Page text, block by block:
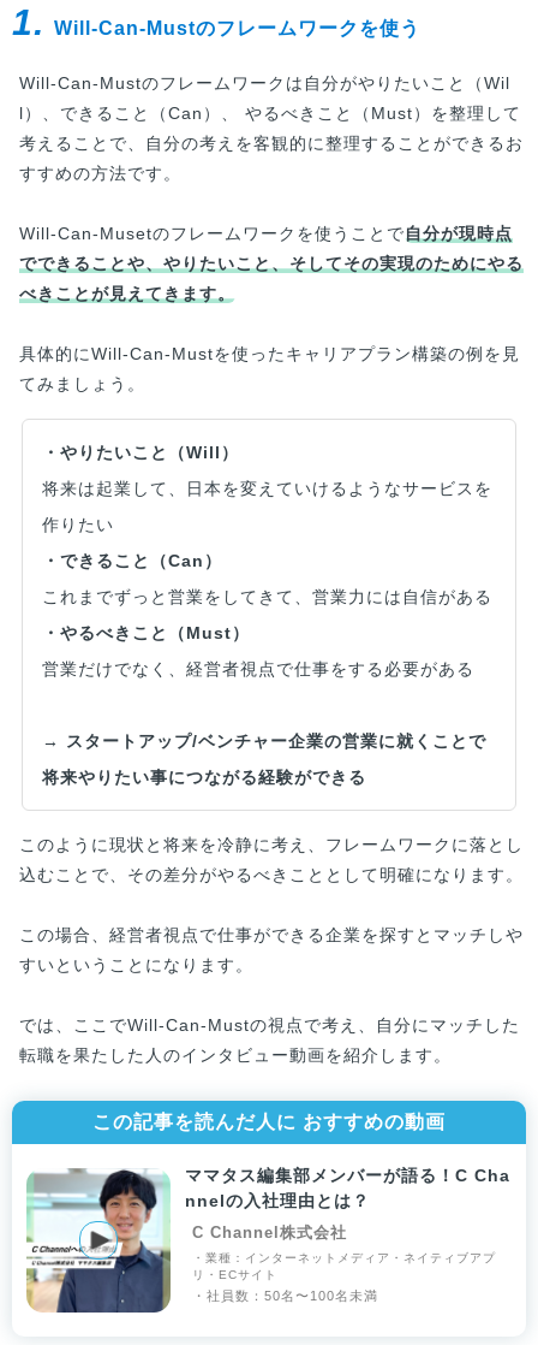
1. Will-Can-Mustのフレームワークを使う
Will-Can-Mustのフレームワークは自分がやりたいこと（Wil
l）、できること（Can）、 やるべきこと（Must）を整理して
考えることで、自分の考えを客観的に整理することができるお
すすめの方法です。
Will-Can-Musetのフレームワークを使うことで自分が現時点
でできることや、やりたいこと、そしてその実現のためにやる
べきことが見えてきます。
具体的にWill-Can-Mustを使ったキャリアプラン構築の例を見
てみましょう。
・やりたいこと（Will）
将来は起業して、日本を変えていけるようなサービスを
作りたい
・できること（Can）
これまでずっと営業をしてきて、営業力には自信がある
・やるべきこと（Must）
営業だけでなく、経営者視点で仕事をする必要がある
→
スタートアップ/ベンチャー企業の営業に就くことで
将来やりたい事につながる経験ができる
このように現状と将来を冷静に考え、フレームワークに落とし
込むことで、その差分がやるべきこととして明確になります。
この場合、経営者視点で仕事ができる企業を探すとマッチしや
すいということになります。
では、ここでWill-Can-Mustの視点で考え、自分にマッチした
転職を果たした人のインタビュー動画を紹介します。
この記事を読んだ人に おすすめの動画
ママタス編集部メンバーが語る！C Cha
nnelの入社理由とは？
C Channel株式会社
・業種：インターネットメディア・ネイティブアプ
リ・ECサイト
・社員数：50名〜100名未満